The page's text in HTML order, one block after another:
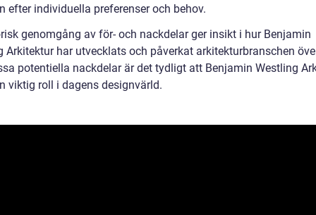
efter individuella preferenser och behov.
genomgång av för- och nackdelar ger insikt i hur Benjamin
Arkitektur har utvecklats och påverkat arkitekturbranschen
potentiella nackdelar är det tydligt att Benjamin Westling
viktig roll i dagens designvärld.